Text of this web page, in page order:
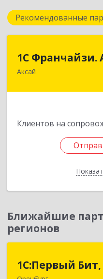
Рекомендованные
1С Франчайзи.
Аксай
Клиентов на
Ближайшие
регионов
1С:Первый